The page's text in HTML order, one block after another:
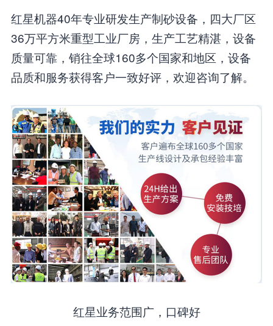
红星机器40年专业研发生产制砂设备，四大厂区
36万平方米重型工业厂房，生产工艺精湛，设备
质量可靠，销往全球160多个国家和地区，设备
品质和服务获得客户一致好评，欢迎咨询了解。
红星业务范围广，口碑好